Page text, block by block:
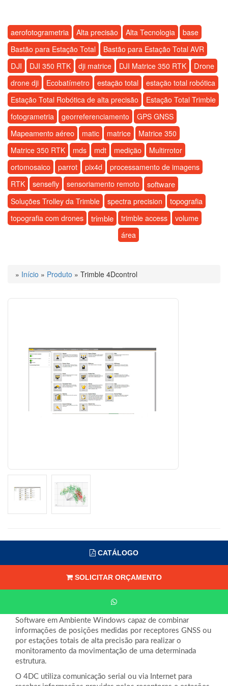
aerofotogrametria Alta precisão Alta Tecnologia
base
Bastão para Estação Total
Bastão para Estação Total AVR
DJI DJI 350 RTK dji matrice DJI Matrice 350 RTK Drone
drone dji Ecobatímetro estação total
estação total robótica
Estação Total Robótica de alta precisão
Estação Total Trimble
fotogrametria georreferenciamento GPS GNSS
Mapeamento aéreo matic matrice
Matrice 350
Matrice 350 RTK
mds mdt medição
Multirrotor
ortomosaico
parrot pix4d
processamento de imagens
RTK
sensefly sensoriamento remoto software
Soluções Trolley da Trimble spectra precision topografia
topografia com drones trimble trimble access
volume
área
» Início » Produto » Trimble 4Dcontrol
CATÁLOGO
SOLICITAR ORÇAMENTO
Software em Ambiente Windows capaz de combinar
informações de posições medidas por receptores GNSS ou
por estações totais de alta precisão para realizar o
monitoramento da movimentação de uma determinada
estrutura.
O 4DC utiliza comunicação serial ou via Internet para